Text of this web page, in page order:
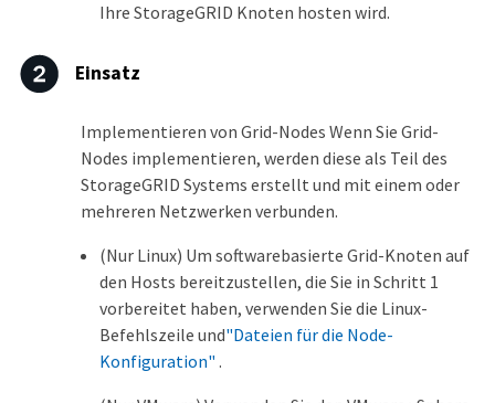
Ihre StorageGRID Knoten hosten wird.
Einsatz
Implementieren von Grid-Nodes Wenn Sie Grid-
Nodes implementieren, werden diese als Teil des
StorageGRID Systems erstellt und mit einem oder
mehreren Netzwerken verbunden.
(Nur Linux) Um softwarebasierte Grid-Knoten auf
den Hosts bereitzustellen, die Sie in Schritt 1
vorbereitet haben, verwenden Sie die Linux-
Befehlszeile und"Dateien für die Node-
Konfiguration" .